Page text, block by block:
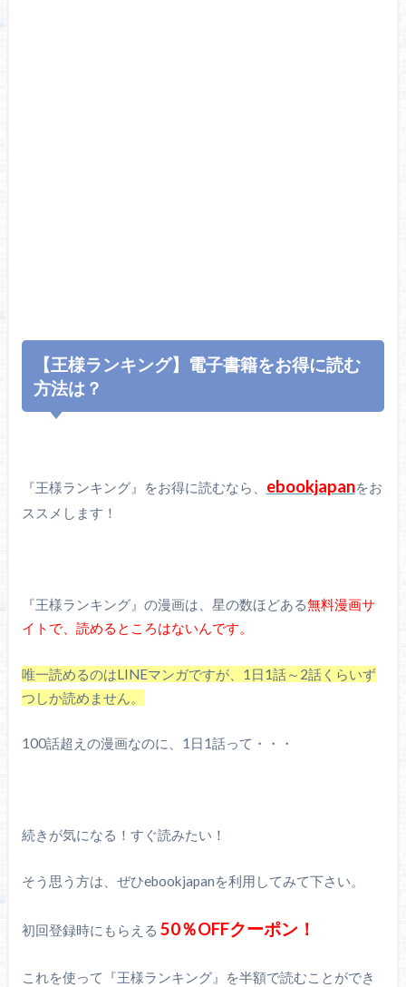
【王様ランキング】電子書籍をお得に読む
方法は？
『王様ランキング』をお得に読むなら、 ebookjapanをお
ススメします！
『王様ランキング』の漫画は、星の数ほどある無料漫画サ
イトで、読めるところはないんです。
唯一読めるのはLINEマンガですが、1日1話～2話くらいず
つしか読めません。
100話超えの漫画なのに、1日1話って・・・
続きが気になる！すぐ読みたい！
そう思う方は、ぜひebookjapanを利用してみて下さい。
初回登録時にもらえる 50％OFFクーポン！
これを使って『王様ランキング』を半額で読むことができ